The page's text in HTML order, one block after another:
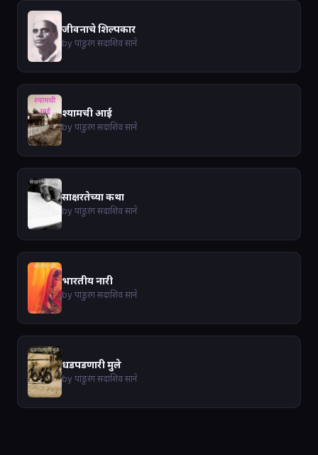
जीवनाचे शिल्पकार
by पांडुरंग सदाशिव साने
श्यामची आई
by पांडुरंग सदाशिव साने
साक्षरतेच्या कथा
by पांडुरंग सदाशिव साने
भारतीय नारी
by पांडुरंग सदाशिव साने
धडपडणारी मुले
by पांडुरंग सदाशिव साने